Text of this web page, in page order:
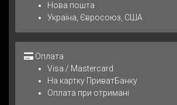
Нова пошта
Україна, Євросоюз, США
Оплата
Visa / Mastercard
На картку ПриватБанку
Оплата при отримані